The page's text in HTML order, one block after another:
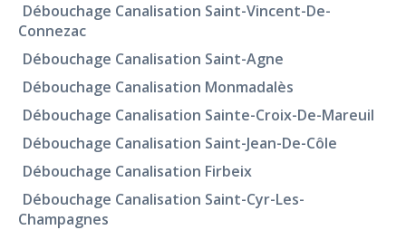
Débouchage Canalisation Saint-Vincent-De-
Connezac
Débouchage Canalisation Saint-Agne
Débouchage Canalisation Monmadalès
Débouchage Canalisation Sainte-Croix-De-Mareuil
Débouchage Canalisation Saint-Jean-De-Côle
Débouchage Canalisation Firbeix
Débouchage Canalisation Saint-Cyr-Les-
Champagnes